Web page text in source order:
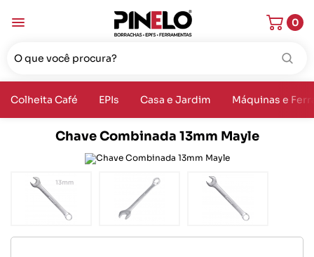
0
Colheita Café EPIs Casa e Jardim Máquinas e
Chave Combinada 13mm Mayle